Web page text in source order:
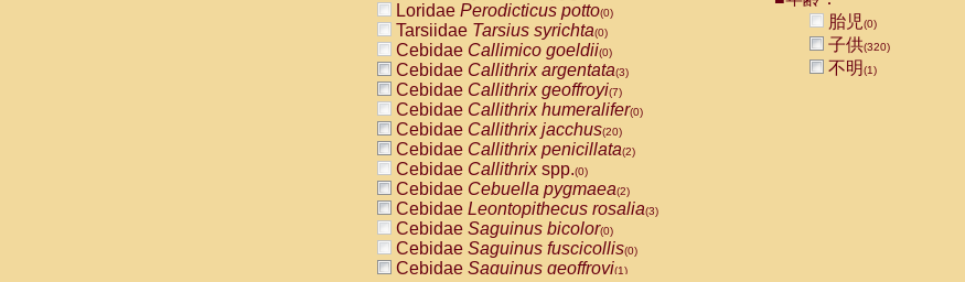
Loridae Perodicticus potto(0)
Tarsiidae Tarsius syrichta(0)
Cebidae Callimico goeldii(0)
Cebidae Callithrix argentata(3)
Cebidae Callithrix geoffroyi(7)
Cebidae Callithrix humeralifer(0)
Cebidae Callithrix jacchus(20)
Cebidae Callithrix penicillata(2)
Cebidae Callithrixspp.(0)
Cebidae Cebuella pygmaea(2)
Cebidae Leontopithecus rosalia(3)
Cebidae Saguinus bicolor(0)
Cebidae Saguinus fuscicollis(0)
Cebidae Saguinus geoffroyi(1)
胎児(0)
子供(320)
不明(1)